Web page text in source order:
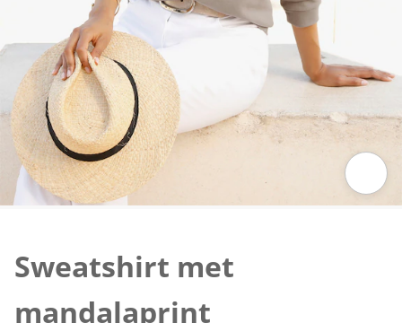
Sweatshirt met
mandalaprint